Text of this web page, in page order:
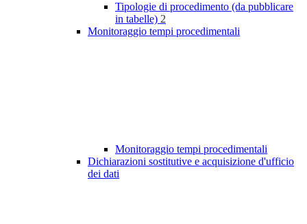
Tipologie di procedimento (da pubblicare
in tabelle) 2
Monitoraggio tempi procedimentali
Monitoraggio tempi procedimentali
Dichiarazioni sostitutive e acquisizione d'ufficio
dei dati